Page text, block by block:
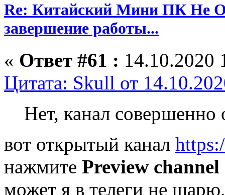
Re: Китайский Мини ПК Не
завершение работы...
« Ответ #61 : 14.10.2020
Цитата: Skull от
Нет, канал совершенно
вот открытый канал
нажмите Preview channel
может я в телеги не